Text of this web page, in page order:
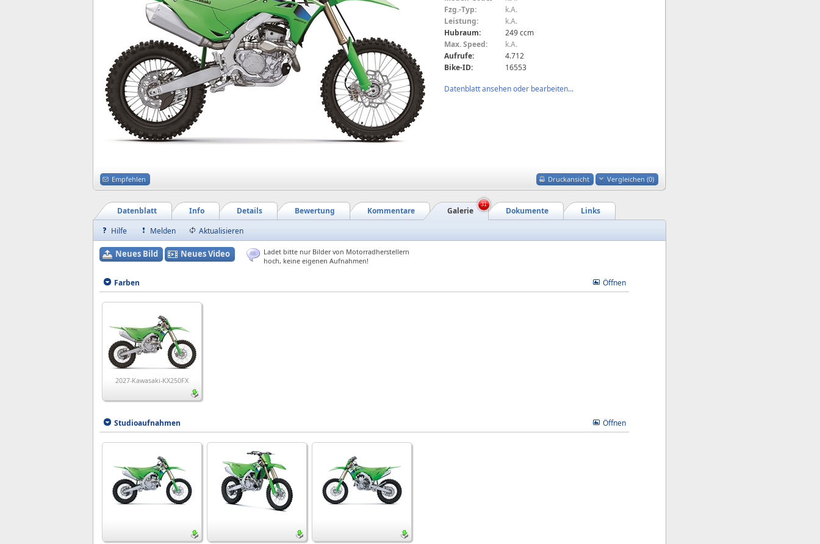
Fzg.-Typ:
k.A.
Leistung:
k.A.
Hubraum:
249 ccm
Max. Speed:
k.A.
Aufrufe:
4.712
Bike-ID:
16553
Datenblatt ansehen oder bearbeiten...
Druckansicht Vergleichen (0)
Empfehlen
Links
Dokumente
Galerie
Kommentare
Bewertung
Details
Info
Datenblatt
31
Hilfe Melden Aktualisieren
Neues Bild Neues Video
Ladet bitte nur Bilder von Motorradherstellern
hoch, keine eigenen Aufnahmen!
Öffnen
Farben
2027-Kawasaki-KX250FX
Öffnen
Studioaufnahmen